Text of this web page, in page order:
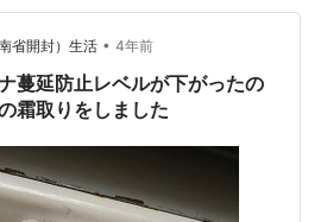
めに欠かせないコンプレッサー
の振動を発しています。気温が上
担となり、大きな音が出てし…
省開封）生活 • 4年前
蔓延防止レベルが下がったの
霜取りをしました